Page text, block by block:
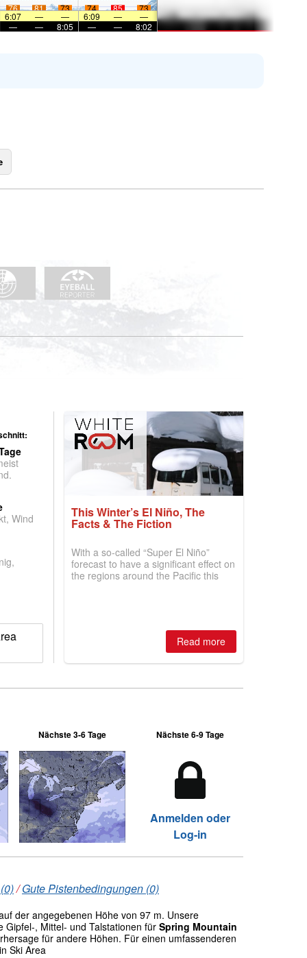
76 81 73 74 85 73
6:07 — — 6:09 —
—
— — 8:05 — — 8:02
Wind
This Winter’s El Niño, The
Facts & The Fiction
With a so-called “Super El Niño”
forecast to have a significant effect on
the regions around the Pacific this
Read more
Nächste 3-6 Tage Nächste 6-9 Tage
Anmelden oder
Log-in
/Gute Pistenbedingungen (0)
der angegebenen Höhe von 97 m. Unsere
Gipfel-, Mittel- und Talstationen für Spring Mountain
für andere Höhen. Für einen umfassenderen
Ski Area